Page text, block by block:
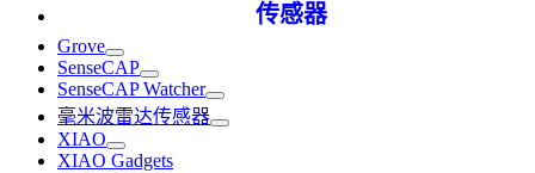
传感器
Grove
SenseCAP
SenseCAP Watcher
毫米波雷达传感器
XIAO
XIAO Gadgets